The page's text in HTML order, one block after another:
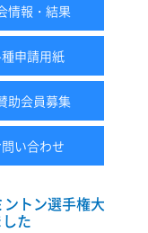
情報・結果
申請用紙
助会員募集
い合わせ
トン選手権大
た